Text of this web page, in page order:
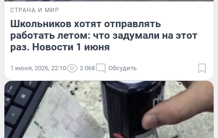
СТРАНА И МИР
Школьников хотят отправлять
работать летом: что задумали на этот
раз. Новости 1 июня
1 июня, 2026, 22:10 2 068 Обсудить